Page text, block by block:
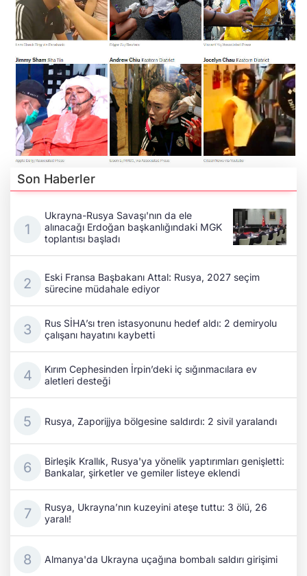
Son Haberler
Ukrayna-Rusya Savaşı'nın da ele
alınacağı Erdoğan başkanlığındaki MGK
toplantısı başladı
Eski Fransa Başbakanı Attal: Rusya, 2027 seçim
sürecine müdahale ediyor
Rus SİHA’sı tren istasyonunu hedef aldı: 2 demiryolu
çalışanı hayatını kaybetti
Kırım Cephesinden İrpin’deki iç sığınmacılara ev
aletleri desteği
Rusya, Zaporijjya bölgesine saldırdı: 2 sivil yaralandı
Birleşik Krallık, Rusya'ya yönelik yaptırımları genişletti:
Bankalar, şirketler ve gemiler listeye eklendi
Rusya, Ukrayna’nın kuzeyini ateşe tuttu: 3 ölü, 26
yaralı!
Almanya'da Ukrayna uçağına bombalı saldırı girişimi